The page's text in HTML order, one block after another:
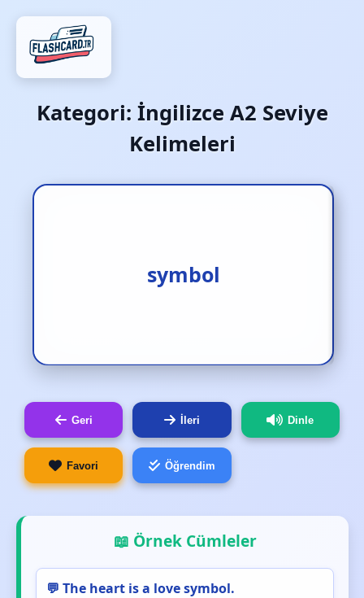
Kategori: İngilizce A2 Seviye
Kelimeleri
symbol
3.remzi [i.]
Geri İleri Dinle
Favori Öğrendim
📖 Örnek Cümleler
💬 The heart is a love symbol.